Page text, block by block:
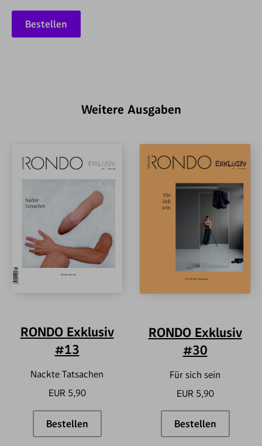
Bestellen
Weitere Ausgaben
RONDO Exklusiv
#13
Nackte Tatsachen
EUR 5,90
BestellenRONDO Exklusiv #13
RONDO Exklusiv
#30
Für sich sein
EUR 5,90
Bestellen
RONDO